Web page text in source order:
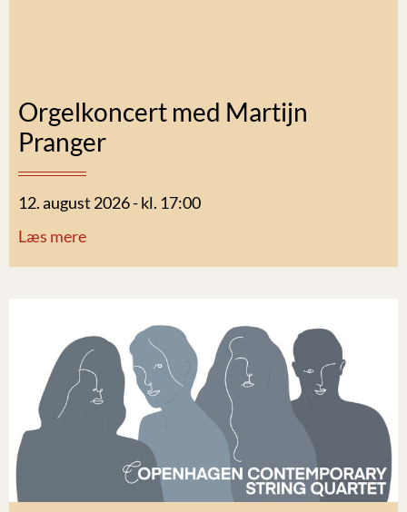
Orgelkoncert med Martijn
Pranger
12. august 2026 - kl. 17:00
Læs mere